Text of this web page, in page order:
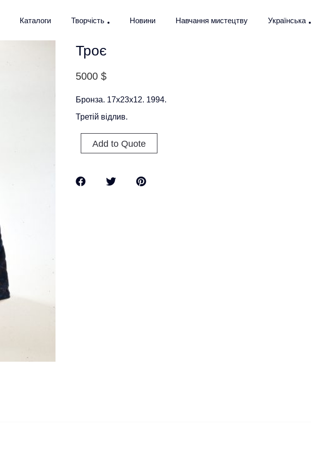
Каталоги Творчість Новини Навчання мистецтву Українська
Троє
5000$
Бронза. 17х23х12. 1994.
Третій відлив.
Add to Quote